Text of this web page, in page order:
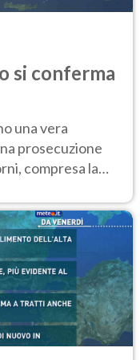
si conferma
una vera
prosecuzione
compresa la